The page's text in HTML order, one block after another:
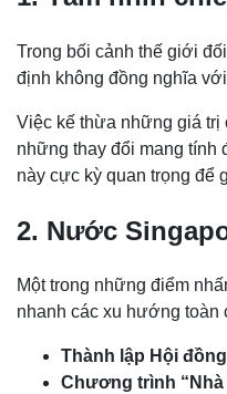
Trong bối cảnh thế giới
định không đồng nghĩa
Việc kế thừa những giá trị
những thay đổi mang tính
này cực kỳ quan trọng để
2. Nước
Một trong những điểm
nhanh các xu hướng toàn
Thành lập Hội
Chương trình “Nhà